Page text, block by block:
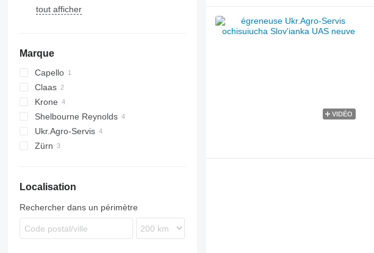
tout afficher
Marque
Capello
Spartan
Claas
Direct Disc
Krone
Shelbourne Reynolds
Ukr.Agro-Servis
Zürn
Localisation
Rechercher dans un périmètre
VIDÉO